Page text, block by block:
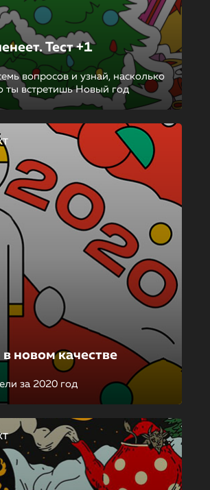
Тест +1
вопросов и узнай, насколько
ты встретишь Новый год
новом качестве
за 2020 год